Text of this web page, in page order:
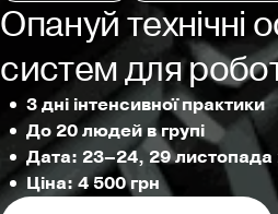
Опануй технічні
систем для
3 дні інтенсивної практики
До 20 людей в групі
Дата: 23–24, 29 листопада
Ціна: 4 500 грн